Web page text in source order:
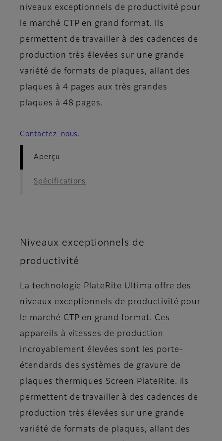
niveaux exceptionnels de productivité pour
le marché CTP en grand format. Ils
permettent de travailler à des cadences de
production très élevées sur une grande
variété de formats de plaques, allant des
plaques à 4 pages aux très grandes
plaques à 48 pages.
Contactez-nous.
Aperçu
Spécifications
Niveaux exceptionnels de
productivité
La technologie PlateRite Ultima offre des
niveaux exceptionnels de productivité pour
le marché CTP en grand format. Ces
appareils à vitesses de production
incroyablement élevées sont les porte-
étendards des systèmes de gravure de
plaques thermiques Screen PlateRite. Ils
permettent de travailler à des cadences de
production très élevées sur une grande
variété de formats de plaques, allant des